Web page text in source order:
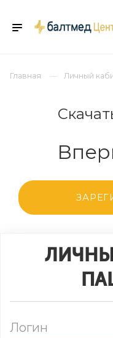
Главная Личный
Логин